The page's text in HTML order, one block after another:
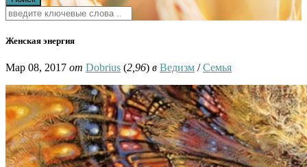
Женская энергия
Мар 08, 2017 от Dobrius (2,96) в Ведизм /Семья